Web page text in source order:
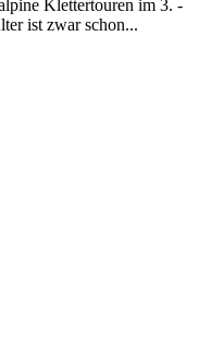
Klettertouren im 3. -
ist zwar schon...